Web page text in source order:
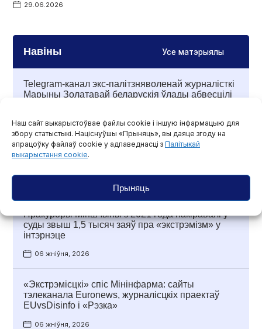
Наш сайт выкарыстоўвае файлы cookie і іншую інфармацыю для
збору статыстыкі. Націснуўшы «Прыняць», вы даяце згоду на
апрацоўку файлаў cookie у адпаведнасці з Палітыкай
выкарыстання cookie.
Прыняць
29.06.2026
Навіны Усе матэрыялы
Telegram-канал экс-палітзняволенай журналісткі
Марыны Золатавай беларускія ўлады абвесцілі
07 жніўня, 2026
Euronews асудзіў рашэнне Беларусі прызнаць
Пракуроры Міншчыны з 2021 года накіравалі ў
суды звыш 1,5 тысяч заяў пра «экстрэмізм» у
інтэрнэце
06 жніўня, 2026
«Экстрэмісцкі» спіс Мінінфарма: сайты
тэлеканала Euronews, журналісцкіх праектаў
EUvsDisinfo і «Рэзка»
06 жніўня, 2026